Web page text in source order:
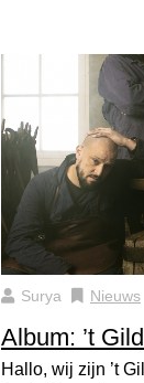
Surya Nieuws
Album: ’t
Hallo, wij zijn ’t